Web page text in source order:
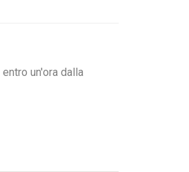
entro un'ora dalla